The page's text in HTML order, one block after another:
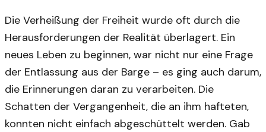
Die Verheißung der Freiheit wurde oft durch die
Herausforderungen der Realität überlagert. Ein
neues Leben zu beginnen, war nicht nur eine Frage
der Entlassung aus der Barge – es ging auch darum,
die Erinnerungen daran zu verarbeiten. Die
Schatten der Vergangenheit, die an ihm hafteten,
konnten nicht einfach abgeschüttelt werden. Gab